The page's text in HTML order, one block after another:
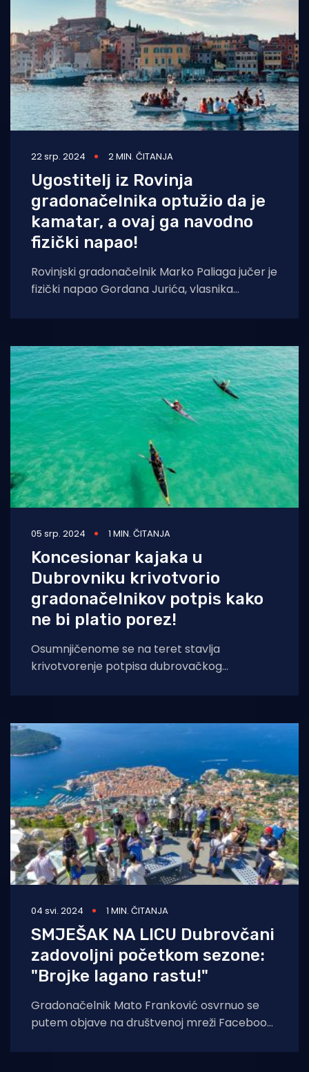
22 srp. 2024 2 MIN. ČITANJA
Ugostitelj iz Rovinja
gradonačelnika optužio da je
kamatar, a ovaj ga navodno
fizički napao!
Rovinjski gradonačelnik Marko Paliaga jučer je
fizički napao Gordana Jurića, vlasnika
Incident se dogodio
05 srp. 2024 1 MIN. ČITANJA
Koncesionar kajaka u
Dubrovniku krivotvorio
gradonačelnikov potpis kako
ne bi platio porez!
Osumnjičenome se na teret stavlja
krivotvorenje potpisa dubrovačkog
Dubrovačka policija jučer je izvijestila o slučaju
04 svi. 2024 1 MIN. ČITANJA
SMJEŠAK NA LICU Dubrovčani
zadovoljni početkom sezone:
"Brojke lagano rastu!"
Gradonačelnik Mato Franković osvrnuo se
putem objave na društvenoj mreži Facebook,
okarakterizirao kao izvrstan.